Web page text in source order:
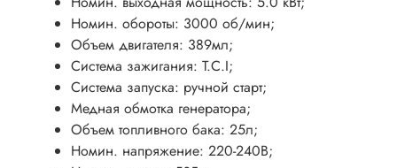
Номин. обороты: 3000 об/мин;
Объем двигателя: 389мл;
Система зажигания: T.C.I;
Система запуска: ручной старт;
Медная обмотка генератора;
Объем топливного бака: 25л;
Номин. напряжение: 220-240В;